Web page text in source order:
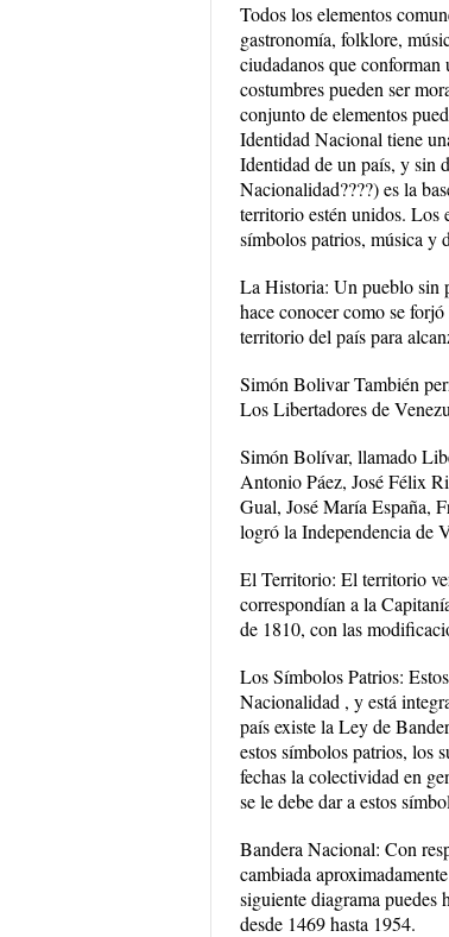
Todos los elementos
gastronomía, folklore,
ciudadanos que
costumbres pueden ser
conjunto de elementos
Identidad Nacional tiene
Identidad de un país, y sin
Nacionalidad????) es la
territorio estén unidos. Los
símbolos patrios, música y
La Historia: Un pueblo sin
hace conocer como se
territorio del país para
Simón Bolivar También
Los Libertadores de
Simón Bolívar, llamado
Antonio Páez, José Félix
Gual, José María España,
logró la Independencia de
El Territorio: El territorio
correspondían a la
de 1810, con las
Los Símbolos Patrios:
Nacionalidad , y está
país existe la Ley de
estos símbolos patrios, los
fechas la colectividad en
se le debe dar a estos
Bandera Nacional: Con
cambiada
siguiente diagrama puedes
desde 1469 hasta 1954.